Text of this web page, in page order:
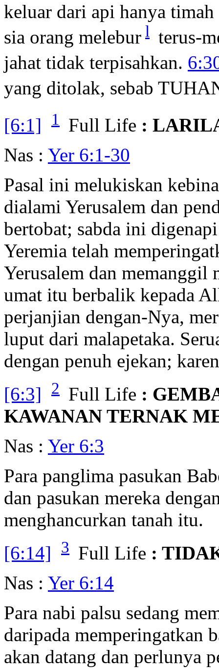
keluar dari api hanya
sia orang melebur l terus-
jahat tidak terpisahkan.
yang ditolak, sebab
[6:1]
1 Full Life :
Nas : Yer 6:1-30
Pasal ini melukiskan
dialami Yerusalem dan
bertobat; sabda ini
Yeremia telah
Yerusalem dan memanggil
umat itu berbalik kepada
perjanjian dengan-Nya,
luput dari malapetaka.
dengan penuh ejekan;
[6:3]
2 Full Life :
KAWANAN TERNAK
Nas : Yer 6:3
Para panglima pasukan
dan pasukan mereka
menghancurkan tanah itu.
[6:14]
3 Full Life :
Nas : Yer 6:14
Para nabi palsu sedang
daripada memperingatkan
akan datang dan perlunya